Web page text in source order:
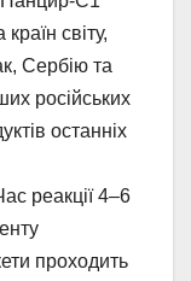
світу,
Сербію та
російських
останніх
реакції 4–6
проходить